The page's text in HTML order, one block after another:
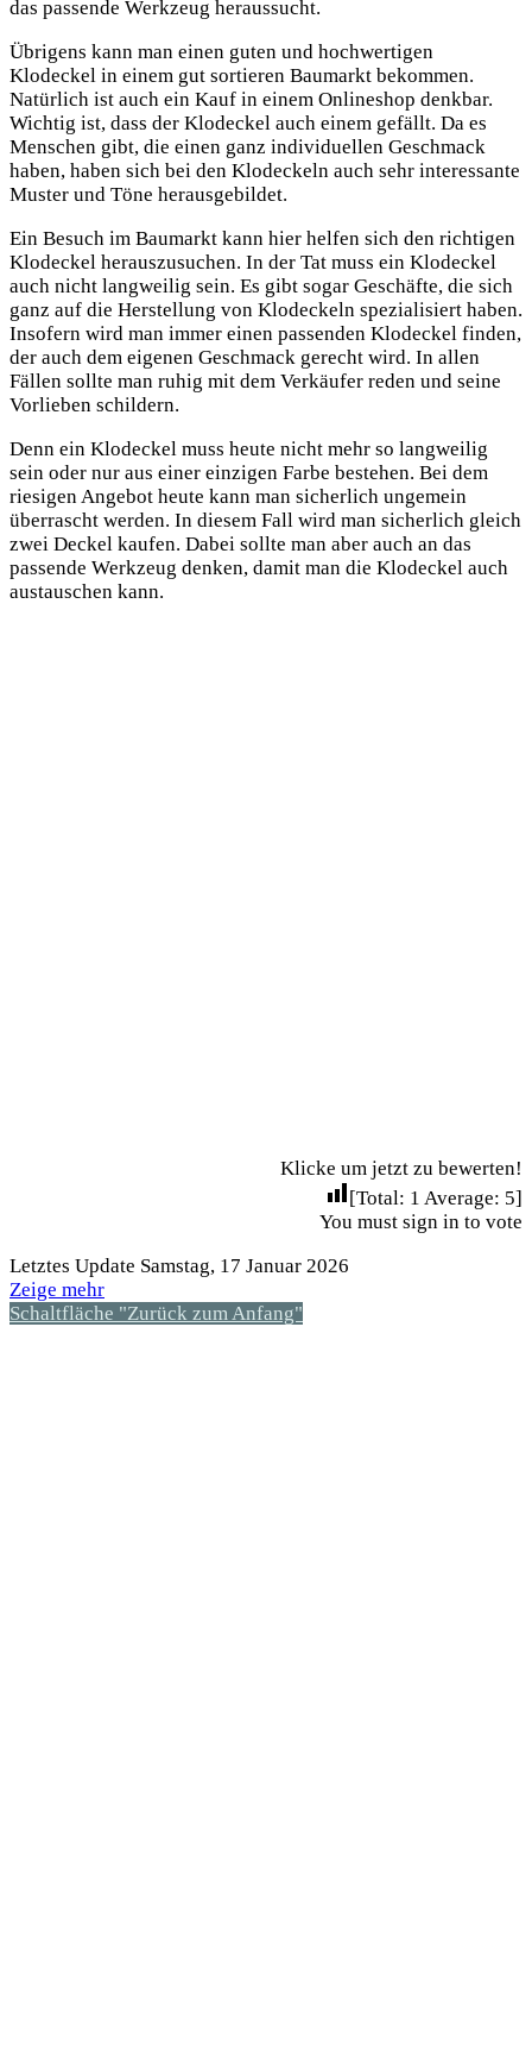
das passende Werkzeug heraussucht.
Übrigens kann man einen guten und hochwertigen
Klodeckel in einem gut sortieren Baumarkt bekommen.
Natürlich ist auch ein Kauf in einem Onlineshop denkbar.
Wichtig ist, dass der Klodeckel auch einem gefällt. Da es
Menschen gibt, die einen ganz individuellen Geschmack
haben, haben sich bei den Klodeckeln auch sehr interessante
Muster und Töne herausgebildet.
Ein Besuch im Baumarkt kann hier helfen sich den richtigen
Klodeckel herauszusuchen. In der Tat muss ein Klodeckel
auch nicht langweilig sein. Es gibt sogar Geschäfte, die sich
ganz auf die Herstellung von Klodeckeln spezialisiert haben.
Insofern wird man immer einen passenden Klodeckel finden,
der auch dem eigenen Geschmack gerecht wird. In allen
Fällen sollte man ruhig mit dem Verkäufer reden und seine
Vorlieben schildern.
Denn ein Klodeckel muss heute nicht mehr so langweilig
sein oder nur aus einer einzigen Farbe bestehen. Bei dem
riesigen Angebot heute kann man sicherlich ungemein
überrascht werden. In diesem Fall wird man sicherlich gleich
zwei Deckel kaufen. Dabei sollte man aber auch an das
passende Werkzeug denken, damit man die Klodeckel auch
austauschen kann.
Klicke um jetzt zu bewerten!
[Total: 1 Average: 5]
You must sign in to vote
Letztes Update Samstag, 17 Januar 2026
Zeige mehr
Schaltfläche "Zurück zum Anfang"